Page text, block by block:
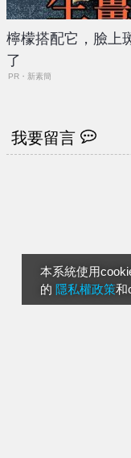
本系統使用
的 隱私權政策和
檸檬搭配它，臉上
了
PR・新素簡
我要留言